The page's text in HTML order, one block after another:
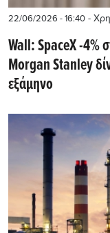
22/06/2026 - 16:40 -
Wall: SpaceX -4%
Morgan Stanley
εξάμηνο